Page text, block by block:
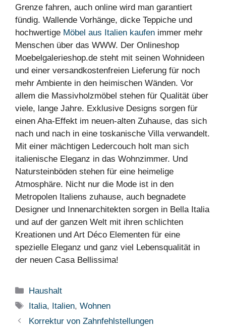
Grenze fahren, auch online wird man garantiert
fündig. Wallende Vorhänge, dicke Teppiche und
hochwertige Möbel aus Italien kaufen immer mehr
Menschen über das WWW. Der Onlineshop
Moebelgalerieshop.de steht mit seinen Wohnideen
und einer versandkostenfreien Lieferung für noch
mehr Ambiente in den heimischen Wänden. Vor
allem die Massivholzmöbel stehen für Qualität über
viele, lange Jahre. Exklusive Designs sorgen für
einen Aha-Effekt im neuen-alten Zuhause, das sich
nach und nach in eine toskanische Villa verwandelt.
Mit einer mächtigen Ledercouch holt man sich
italienische Eleganz in das Wohnzimmer. Und
Natursteinböden stehen für eine heimelige
Atmosphäre. Nicht nur die Mode ist in den
Metropolen Italiens zuhause, auch begnadete
Designer und Innenarchitekten sorgen in Bella Italia
und auf der ganzen Welt mit ihren schlichten
Kreationen und Art Déco Elementen für eine
spezielle Eleganz und ganz viel Lebensqualität in
der neuen Casa Bellissima!
Kategorien
Haushalt
Schlagwörter
Italia, Italien,Wohnen
Korrektur von Zahnfehlstellungen